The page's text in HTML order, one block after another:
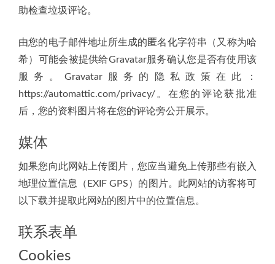
助检查垃圾评论。
由您的电子邮件地址所生成的匿名化字符串（又称为哈
希）可能会被提供给Gravatar服务确认您是否有使用该
服务。Gravatar服务的隐私政策在此：
https://automattic.com/privacy/。在您的评论获批准
后，您的资料图片将在您的评论旁公开展示。
媒体
如果您向此网站上传图片，您应当避免上传那些有嵌入
地理位置信息（EXIF GPS）的图片。此网站的访客将可
以下载并提取此网站的图片中的位置信息。
联系表单
Cookies